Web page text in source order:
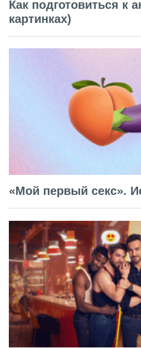
Как подготовиться к
картинках)
«Мой первый секс».